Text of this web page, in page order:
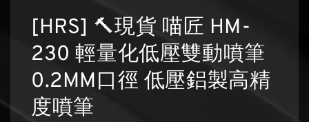
[HRS] 🔨現貨 喵匠 HM-
230 輕量化低壓雙動噴筆
0.2MM口徑 低壓鋁製高精
度噴筆